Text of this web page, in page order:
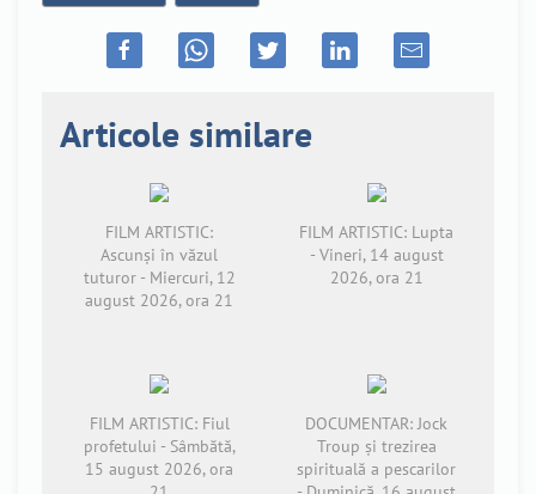
Articole similare
FILM ARTISTIC:
Ascunși în văzul
tuturor - Miercuri, 12
august 2026, ora 21
FILM ARTISTIC: Lupta
- Vineri, 14 august
2026, ora 21
FILM ARTISTIC: Fiul
profetului - Sâmbătă,
15 august 2026, ora
DOCUMENTAR: Jock
Troup și trezirea
spirituală a pescarilor